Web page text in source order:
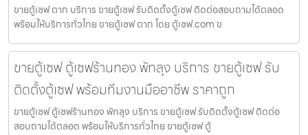
ขายตู้เซฟ ตาก บริการ ขายตู้เซฟ รับติดตั้งตู้เซฟ ติดต่อสอบถามได้ตลอด
พร้อมให้บริการทั่วไทย ขายตู้เซฟ ตาก โดย ตู้เซฟ.com ข
ขายตู้เซฟ ตู้เซฟร้านทอง พัทลุง บริการ ขายตู้เซฟ รับ
ติดตั้งตู้เซฟ พร้อมทีมงานมืออาชีพ ราคาถูก
ขายตู้เซฟ ตู้เซฟร้านทอง พัทลุง บริการ ขายตู้เซฟ รับติดตั้งตู้เซฟ ติดต่อ
สอบถามได้ตลอด พร้อมให้บริการทั่วไทย ขายตู้เซฟ ตู้